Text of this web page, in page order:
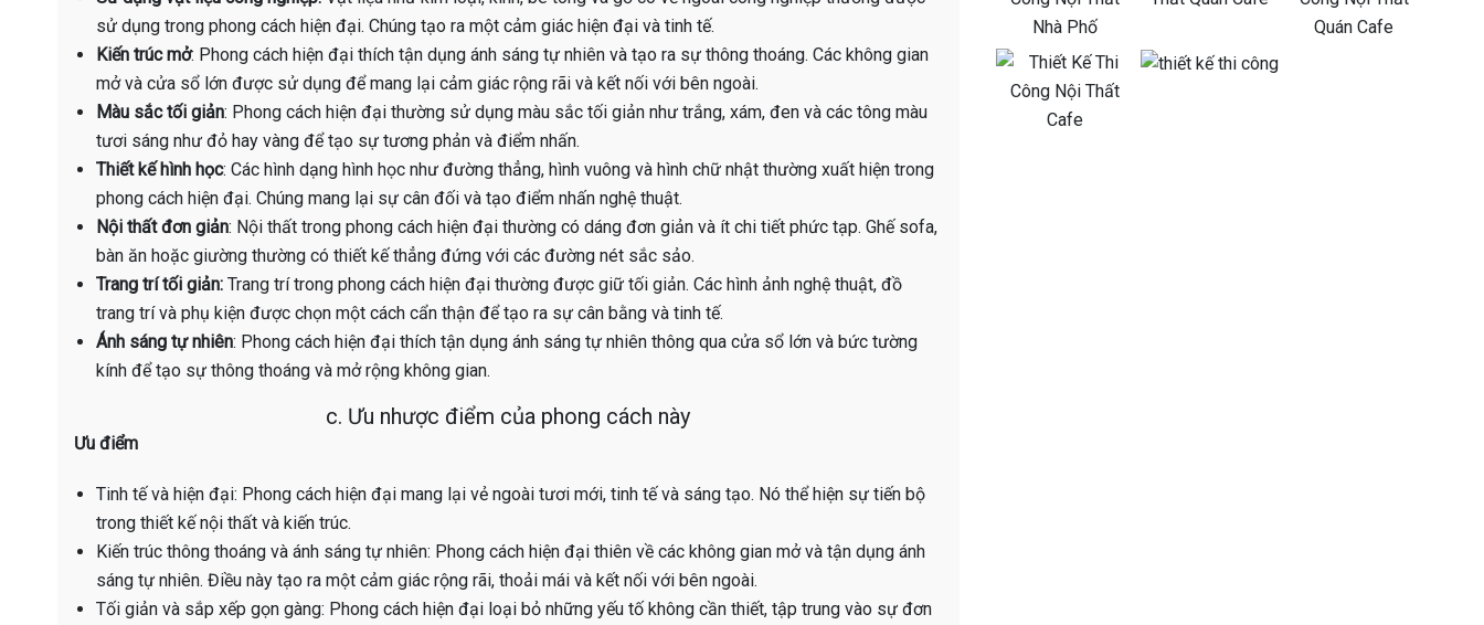
sử dụng trong phong cách hiện đại. Chúng tạo ra một cảm giác hiện đại và tinh tế.
Kiến trúc mở: Phong cách hiện đại thích tận dụng ánh sáng tự nhiên và tạo ra sự thông thoáng. Các không gian
mở và cửa sổ lớn được sử dụng để mang lại cảm giác rộng rãi và kết nối với bên ngoài.
Màu sắc tối giản: Phong cách hiện đại thường sử dụng màu sắc tối giản như trắng, xám, đen và các tông màu
tươi sáng như đỏ hay vàng để tạo sự tương phản và điểm nhấn.
Thiết kế hình học: Các hình dạng hình học như đường thẳng, hình vuông và hình chữ nhật thường xuất hiện trong
phong cách hiện đại. Chúng mang lại sự cân đối và tạo điểm nhấn nghệ thuật.
Nội thất đơn giản: Nội thất trong phong cách hiện đại thường có dáng đơn giản và ít chi tiết phức tạp. Ghế sofa,
bàn ăn hoặc giường thường có thiết kế thẳng đứng với các đường nét sắc sảo.
Trang trí tối giản: Trang trí trong phong cách hiện đại thường được giữ tối giản. Các hình ảnh nghệ thuật, đồ
trang trí và phụ kiện được chọn một cách cẩn thận để tạo ra sự cân bằng và tinh tế.
Ánh sáng tự nhiên: Phong cách hiện đại thích tận dụng ánh sáng tự nhiên thông qua cửa sổ lớn và bức tường
kính để tạo sự thông thoáng và mở rộng không gian.
c. Ưu nhược điểm của phong cách này
Ưu điểm
Tinh tế và hiện đại: Phong cách hiện đại mang lại vẻ ngoài tươi mới, tinh tế và sáng tạo. Nó thể hiện sự tiến bộ
trong thiết kế nội thất và kiến trúc.
Kiến trúc thông thoáng và ánh sáng tự nhiên: Phong cách hiện đại thiên về các không gian mở và tận dụng ánh
sáng tự nhiên. Điều này tạo ra một cảm giác rộng rãi, thoải mái và kết nối với bên ngoài.
Tối giản và sắp xếp gọn gàng: Phong cách hiện đại loại bỏ những yếu tố không cần thiết, tập trung vào sự đơn